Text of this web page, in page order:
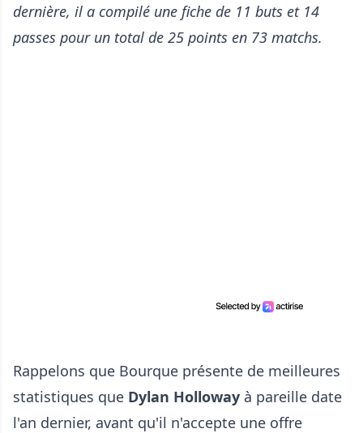
dernière, il a compilé une fiche de 11 buts et 14
passes pour un total de 25 points en 73 matchs.
Rappelons que Bourque présente de meilleures
statistiques que Dylan Holloway à pareille date
l'an dernier, avant qu'il n'accepte une offre